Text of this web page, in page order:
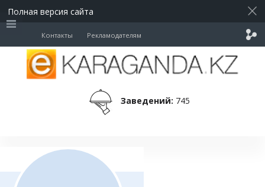
Полная версия сайта
Контакты Рекламодателям
Заведений: 745